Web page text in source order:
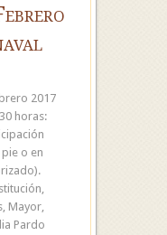
2017
horas:
o en
Mayor,
Pardo